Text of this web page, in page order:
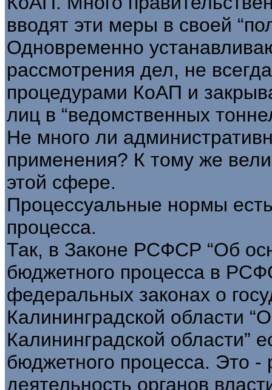
вводят эти меры в своей
Одновременно
рассмотрения дел, не
процедурами КоАП и
лиц в “ведомственных
Не много ли
применения? К тому же
этой сфере.
Процессуальные нормы
процесса.
Так, в Законе РСФСР “Об
бюджетного процесса в
федеральных законах о
Калининградской области
Калининградской области”
бюджетного процесса. Это -
деятельность органов